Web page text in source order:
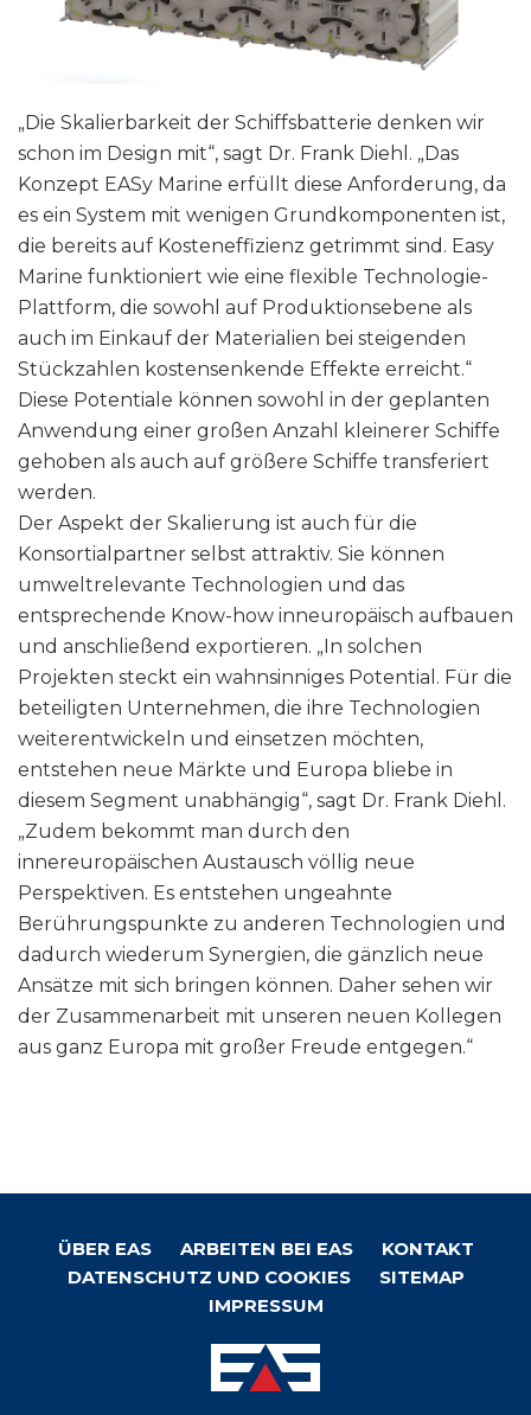
„Die Skalierbarkeit der Schiffsbatterie denken wir
schon im Design mit“, sagt Dr. Frank Diehl. „Das
Konzept EASy Marine erfüllt diese Anforderung, da
es ein System mit wenigen Grundkomponenten ist,
die bereits auf Kosteneffizienz getrimmt sind. Easy
Marine funktioniert wie eine flexible Technologie-
Plattform, die sowohl auf Produktionsebene als
auch im Einkauf der Materialien bei steigenden
Stückzahlen kostensenkende Effekte erreicht.“
Diese Potentiale können sowohl in der geplanten
Anwendung einer großen Anzahl kleinerer Schiffe
gehoben als auch auf größere Schiffe transferiert
werden.
Der Aspekt der Skalierung ist auch für die
Konsortialpartner selbst attraktiv. Sie können
umweltrelevante Technologien und das
entsprechende Know-how inneuropäisch aufbauen
und anschließend exportieren. „In solchen
Projekten steckt ein wahnsinniges Potential. Für die
beteiligten Unternehmen, die ihre Technologien
weiterentwickeln und einsetzen möchten,
entstehen neue Märkte und Europa bliebe in
diesem Segment unabhängig“, sagt Dr. Frank Diehl.
„Zudem bekommt man durch den
innereuropäischen Austausch völlig neue
Perspektiven. Es entstehen ungeahnte
Berührungspunkte zu anderen Technologien und
dadurch wiederum Synergien, die gänzlich neue
Ansätze mit sich bringen können. Daher sehen wir
der Zusammenarbeit mit unseren neuen Kollegen
aus ganz Europa mit großer Freude entgegen.“
Footer
ÜBER EAS ARBEITEN BEI EAS
KONTAKT
DATENSCHUTZ UND COOKIES
SITEMAP
IMPRESSUM